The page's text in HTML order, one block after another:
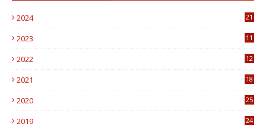
2024 21
2023
11
2022
12
2021
18
2020
25
2019
24